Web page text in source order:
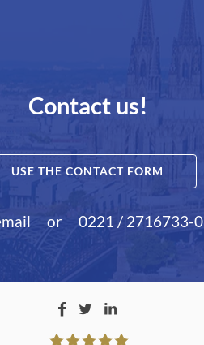
Contact us!
USE THE CONTACT FORM
or 0221 / 2716733-0